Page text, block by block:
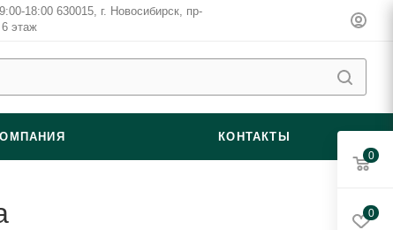
18:00 630015, г. Новосибирск, пр-
этаж
КОНТАКТЫ
0
0